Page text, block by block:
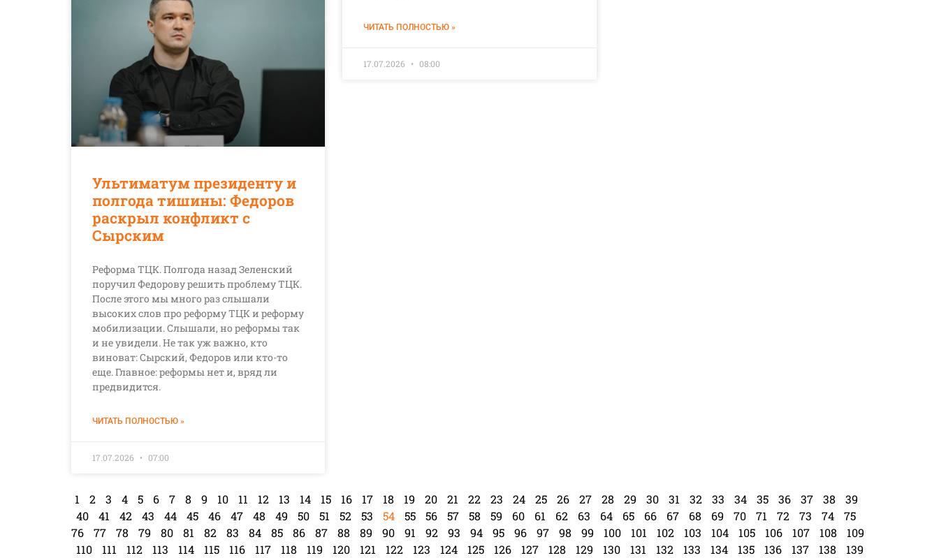
ЧИТАТЬ ПОЛНОСТЬЮ »
17.07.2026 08:00
Ультиматум президенту и
полгода тишины: Федоров
раскрыл конфликт с
Сырским
Реформа ТЦК. Полгода назад Зеленский
поручил Федорову решить проблему ТЦК.
После этого мы много раз слышали
высоких слов про реформу ТЦК и реформу
мобилизации. Слышали, но реформы так
и не увидели. Не так уж важно, кто
виноват: Сырский, Федоров или кто-то
еще. Главное: реформы нет и, вряд ли
предвидится.
ЧИТАТЬ ПОЛНОСТЬЮ »
17.07.2026 07:00
1 2 3 4 5 6 7 8 9 10 11 12 13 14 15 16 17 18 19 20 21 22 23 24 25 26 27 28 29 30 31 32 33 34 35 36 37 38
39
40
41 42 43 44 45 46 47 48 49 50 51 52 53 54 55 56 57 58 59 60 61 62 63 64 65 66 67 68 69 70 71 72 73 74
75
76
77 78 79 80 81 82 83 84 85 86 87 88 89 90 91 92 93 94 95 96 97 98 99 100 101 102 103 104 105 106 107 108
109
110
111 112 113 114 115 116 117 118 119 120 121 122 123 124 125 126 127 128 129 130 131 132 133 134 135 136 137 138 139